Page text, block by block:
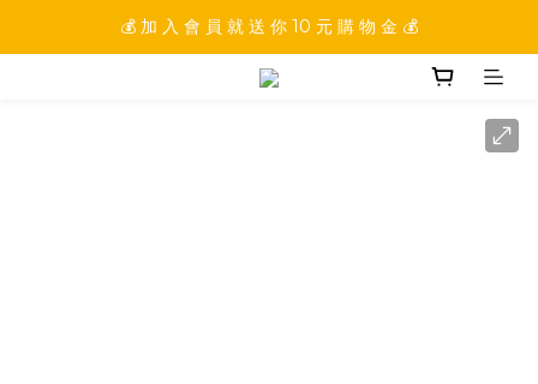
💰 加 入 會 員 就 送 你 10 元 購 物 金 💰
💰 加 入 會 員 就 送 你 10 元 購 物 金 💰
💰 填 寫 完 整 會 員 資 訊 再 送 點 數 22222 點 💰